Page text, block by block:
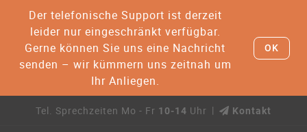
Der telefonische Support ist derzeit
leider nur eingeschränkt verfügbar.
Gerne können Sie uns eine Nachricht
senden – wir kümmern uns zeitnah um
Ihr Anliegen.
OK
Tel. Sprechzeiten Mo - Fr 10-14 Uhr Kontakt